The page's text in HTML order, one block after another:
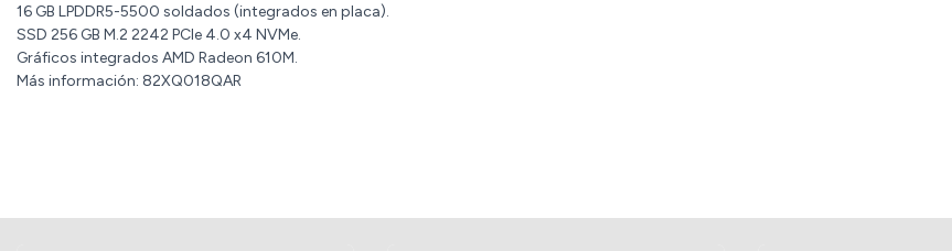
16 GB LPDDR5-5500 soldados (integrados en placa).
SSD 256 GB M.2 2242 PCIe 4.0 x4 NVMe.
Gráficos integrados AMD Radeon 610M.
Más información: 82XQ018QAR